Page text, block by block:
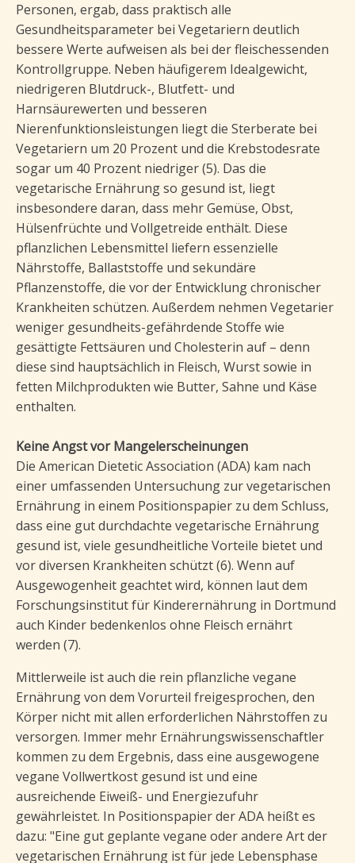
Personen, ergab, dass praktisch alle
Gesundheitsparameter bei Vegetariern deutlich
bessere Werte aufweisen als bei der fleischessenden
Kontrollgruppe. Neben häufigerem Idealgewicht,
niedrigeren Blutdruck-, Blutfett- und
Harnsäurewerten und besseren
Nierenfunktionsleistungen liegt die Sterberate bei
Vegetariern um 20 Prozent und die Krebstodesrate
sogar um 40 Prozent niedriger (5). Das die
vegetarische Ernährung so gesund ist, liegt
insbesondere daran, dass mehr Gemüse, Obst,
Hülsenfrüchte und Vollgetreide enthält. Diese
pflanzlichen Lebensmittel liefern essenzielle
Nährstoffe, Ballaststoffe und sekundäre
Pflanzenstoffe, die vor der Entwicklung chronischer
Krankheiten schützen. Außerdem nehmen Vegetarier
weniger gesundheits-gefährdende Stoffe wie
gesättigte Fettsäuren und Cholesterin auf – denn
diese sind hauptsächlich in Fleisch, Wurst sowie in
fetten Milchprodukten wie Butter, Sahne und Käse
enthalten.
Keine Angst vor Mangelerscheinungen
Die American Dietetic Association (ADA) kam nach
einer umfassenden Untersuchung zur vegetarischen
Ernährung in einem Positionspapier zu dem Schluss,
dass eine gut durchdachte vegetarische Ernährung
gesund ist, viele gesundheitliche Vorteile bietet und
vor diversen Krankheiten schützt (6). Wenn auf
Ausgewogenheit geachtet wird, können laut dem
Forschungsinstitut für Kinderernährung in Dortmund
auch Kinder bedenkenlos ohne Fleisch ernährt
werden (7).
Mittlerweile ist auch die rein pflanzliche vegane
Ernährung von dem Vorurteil freigesprochen, den
Körper nicht mit allen erforderlichen Nährstoffen zu
versorgen. Immer mehr Ernährungswissenschaftler
kommen zu dem Ergebnis, dass eine ausgewogene
vegane Vollwertkost gesund ist und eine
ausreichende Eiweiß- und Energiezufuhr
gewährleistet. In Positionspapier der ADA heißt es
dazu: "Eine gut geplante vegane oder andere Art der
vegetarischen Ernährung ist für jede Lebensphase